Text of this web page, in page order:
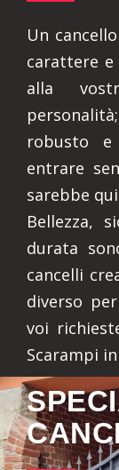
Un
carattere
alla
robusto
entrare
sarebbe
Bellezza,
durata
cancelli
diverso
voi
Scarampi